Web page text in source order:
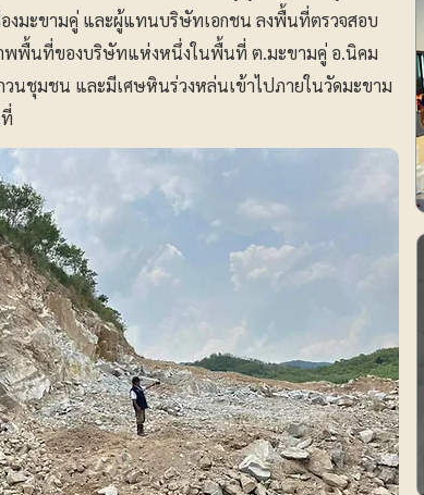
งมะขามคู่ และผู้แทนบริษัทเอกชน ลงพื้นที่ตรวจสอบ
พพื้นที่ของบริษัทแห่งหนึ่งในพื้นที่ ต.มะขามคู่ อ.นิคม
วนชุมชน และมีเศษหินร่วงหล่นเข้าไปภายในวัดมะขาม